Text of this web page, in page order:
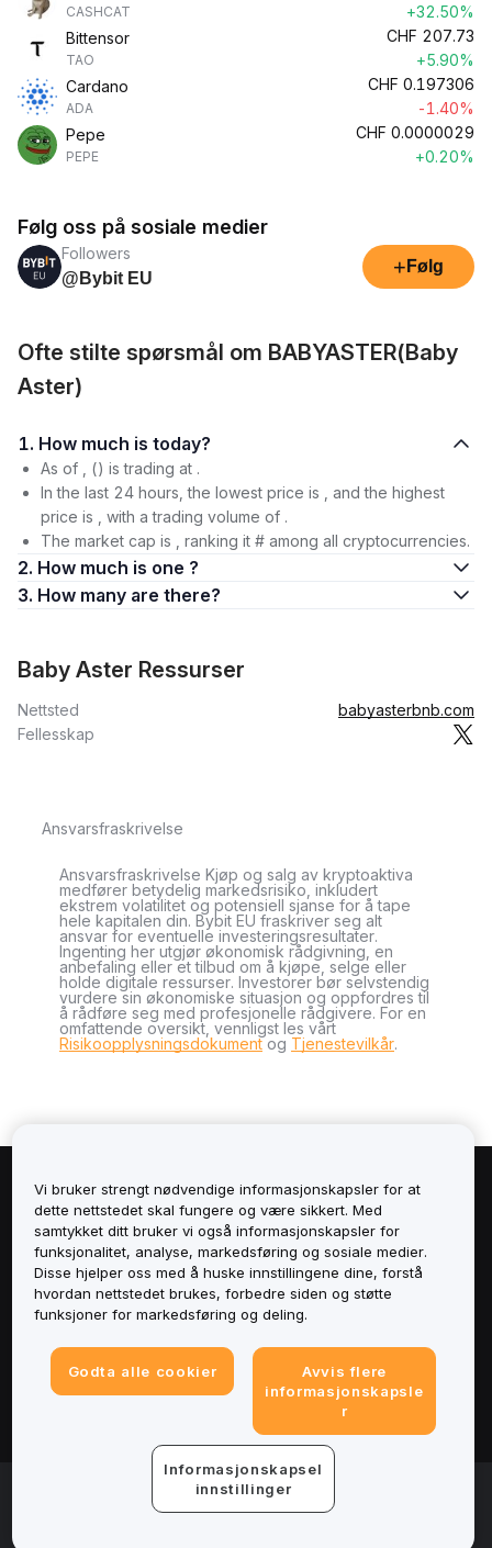
CASHCAT
+32.50%
Bittensor
TAO
CHF 207.73
+5.90%
Cardano
ADA
CHF 0.197306
-1.40%
Pepe
PEPE
CHF 0.0000029
+0.20%
Følg oss på sosiale medier
Followers
@Bybit EU
+ Følg
Ofte stilte spørsmål om BABYASTER(Baby
Aster)
1. How much is today?
As of , () is trading at .
In the last 24 hours, the lowest price is , and the highest
price is , with a trading volume of .
The market cap is , ranking it # among all cryptocurrencies.
2. How much is one ?
3. How many are there?
Baby Aster Ressurser
Nettsted
babyasterbnb.com
Fellesskap
Ansvarsfraskrivelse
Ansvarsfraskrivelse Kjøp og salg av kryptoaktiva
medfører betydelig markedsrisiko, inkludert
ekstrem volatilitet og potensiell sjanse for å tape
hele kapitalen din. Bybit EU fraskriver seg alt
ansvar for eventuelle investeringsresultater.
Ingenting her utgjør økonomisk rådgivning, en
anbefaling eller et tilbud om å kjøpe, selge eller
holde digitale ressurser. Investorer bør selvstendig
vurdere sin økonomiske situasjon og oppfordres til
å rådføre seg med profesjonelle rådgivere. For en
omfattende oversikt, vennligst les vårt
Risikoopplysningsdokumentog Tjenestevilkår.
Om
Tjenester
Støtte
Produkter
© 2025-2026 Bybit.eu. All rights reserved.
Vi bruker strengt nødvendige informasjonskapsler for at
dette nettstedet skal fungere og være sikkert. Med
samtykket ditt bruker vi også informasjonskapsler for
funksjonalitet, analyse, markedsføring og sosiale medier.
Disse hjelper oss med å huske innstillingene dine, forstå
hvordan nettstedet brukes, forbedre siden og støtte
funksjoner for markedsføring og deling.
Godta alle cookier
Avvis flere
informasjonskapsle
r
Informasjonskapsel
innstillinger